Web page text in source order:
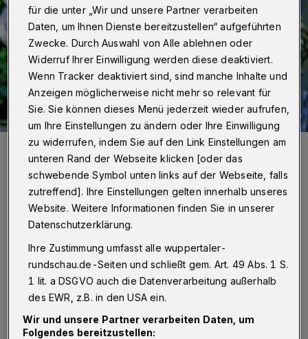
Foto: Pixabay/PIRO4D
Gründe für einen Zaunbau
Man möchte sein Grundstück in erster Linie
vor dem Betreten durch unbefugte Personen
schützen, dazu kann auch zählen, dass man
verhindern möchte, dassder Nachbarshund
für die unter „Wir und unsere Partner verarbeiten
Daten, um Ihnen Dienste bereitzustellen“ aufgeführten
Zwecke. Durch Auswahl von Alle ablehnen oder
Widerruf Ihrer Einwilligung werden diese deaktiviert.
Wenn Tracker deaktiviert sind, sind manche Inhalte und
Anzeigen möglicherweise nicht mehr so relevant für
Sie. Sie können dieses Menü jederzeit wieder aufrufen,
um Ihre Einstellungen zu ändern oder Ihre Einwilligung
zu widerrufen, indem Sie auf den Link Einstellungen am
unteren Rand der Webseite klicken [oder das
schwebende Symbol unten links auf der Webseite, falls
zutreffend]. Ihre Einstellungen gelten innerhalb unseres
Website. Weitere Informationen finden Sie in unserer
Datenschutzerklärung.
Ihre Zustimmung umfasst alle wuppertaler-
rundschau.de-Seiten und schließt gem. Art. 49 Abs. 1 S.
1 lit. a DSGVO auch die Datenverarbeitung außerhalb
des EWR, z.B. in den USA ein.
Wir und unsere Partner verarbeiten Daten, um
Folgendes bereitzustellen: